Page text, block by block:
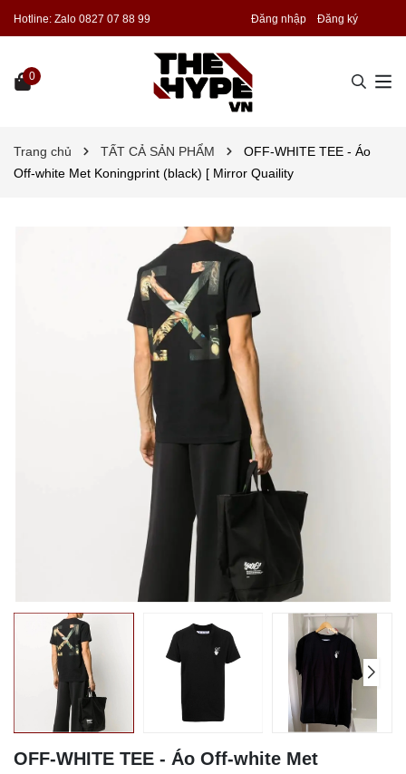
Hotline: Zalo 0827 07 88 99 Đăng nhập Đăng ký
0
Trang chủ TẤT CẢ SẢN PHẨM
OFF-WHITE TEE - Áo
Off-white Met Koningprint (black) [ Mirror Quaility
OFF-WHITE TEE - Áo Off-white Met